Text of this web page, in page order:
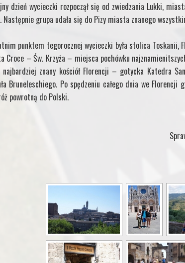
dzień wycieczki rozpoczął się od zwiedzania Lukki,
Następnie grupa udała się do Pizy miasta znanego
punktem tegorocznej wycieczki była stolica Toskanii,
Croce – Św. Krzyża – miejsca pochówku
najbardziej znany kościół Florencji – gotycka Katedra
Bruneleschiego. Po spędzeniu całego dnia we Florencji
powrotną do Polski.